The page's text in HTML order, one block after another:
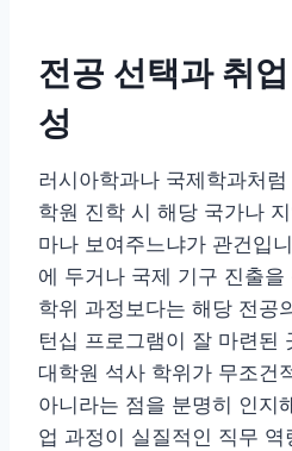
전공 선택과 취
성
러시아학과나 국제학과처
학원 진학 시 해당 국가나
마나 보여주느냐가 관건입
에 두거나 국제 기구 진출
학위 과정보다는 해당 전공
턴십 프로그램이 잘 마련된
대학원 석사 학위가 무조건
아니라는 점을 분명히 인지
업 과정이 실질적인 직무